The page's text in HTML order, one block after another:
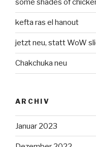
some shades of
kefta ras el hanout
jetzt neu, statt WoW
Chakchuka neu
ARCHIV
Januar 2023